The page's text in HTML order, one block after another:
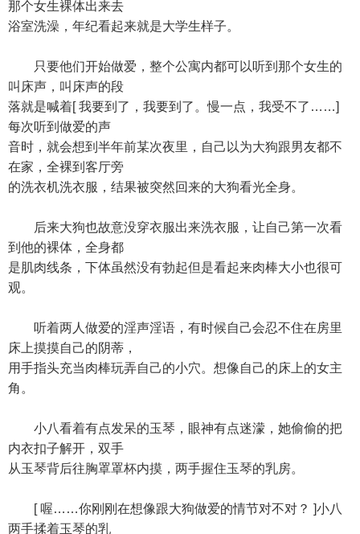
那个女生裸体出来去
浴室洗澡，年纪看起来就是大学生样子。
只要他们开始做爱，整个公寓内都可以听到那个女生的
叫床声，叫床声的段
落就是喊着[ 我要到了，我要到了。慢一点，我受不了……]
每次听到做爱的声
音时，就会想到半年前某次夜里，自己以为大狗跟男友都不
在家，全裸到客厅旁
的洗衣机洗衣服，结果被突然回来的大狗看光全身。
后来大狗也故意没穿衣服出来洗衣服，让自己第一次看
到他的裸体，全身都
是肌肉线条，下体虽然没有勃起但是看起来肉棒大小也很可
观。
听着两人做爱的淫声淫语，有时候自己会忍不住在房里
床上摸摸自己的阴蒂，
用手指头充当肉棒玩弄自己的小穴。想像自己的床上的女主
角。
小八看着有点发呆的玉琴，眼神有点迷濛，她偷偷的把
内衣扣子解开，双手
从玉琴背后往胸罩罩杯内摸，两手握住玉琴的乳房。
[ 喔……你刚刚在想像跟大狗做爱的情节对不对？ ]小八
两手揉着玉琴的乳